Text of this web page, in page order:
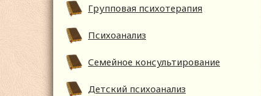
Групповая психотерапия
Психоанализ
Семейное консультирование
Детский психоанализ